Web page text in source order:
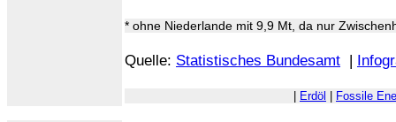
* ohne Niederlande mit 9,9 Mt, da nur
Quelle: Statistisches Bundesamt |
Erdöl Fossile